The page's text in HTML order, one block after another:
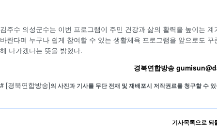
김주수 의성군수는 이번 프로그램이 주민 건강과 삶의 활력을 높이는 계
바란다며 누구나 쉽게 참여할 수 있는 생활체육 프로그램을 앞으로도 꾸
해 나가겠다는 뜻을 밝혔다.
경북연합방송
# [경북연합방송]의 사진과 기사를 무단 전재 및 재배포시 저작권료를 청구할 수
기사목록으로 되